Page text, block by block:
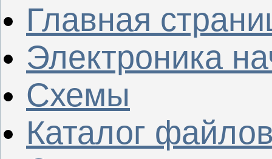
Главная
Электроника
Схемы
Каталог